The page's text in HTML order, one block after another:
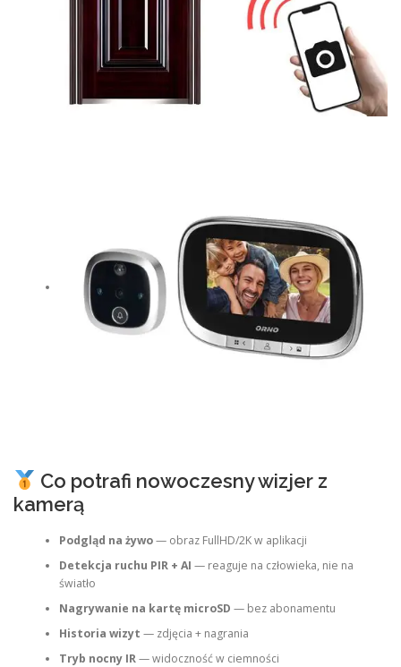
Co potrafi nowoczesny wizjer z
kamerą
Podgląd na żywo— obraz FullHD/2K w aplikacji
Detekcja ruchu PIR + AI — reaguje na człowieka, nie na
światło
Nagrywanie na kartę microSD — bez abonamentu
Historia wizyt — zdjęcia + nagrania
Tryb nocny IR— widoczność w ciemności